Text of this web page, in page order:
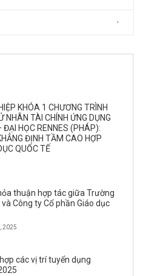
KHÓA 1 CHƯƠNG TRÌNH
NHÂN TÀI CHÍNH ỨNG DỤNG
ĐẠI HỌC RENNES (PHÁP):
ĐỊNH TẦM CAO HỢP
QUỐC TẾ
thuận hợp tác giữa Trường
Công ty Cổ phần Giáo dục
2025
các vị trí tuyển dụng